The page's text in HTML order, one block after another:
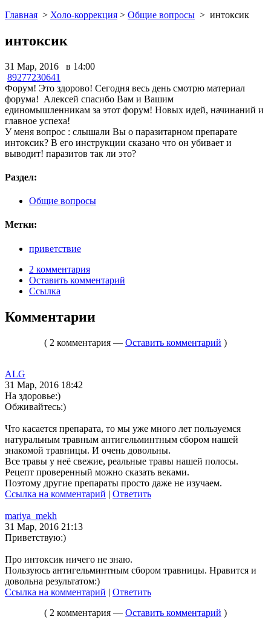
Главная > Холо-коррекция > Общие вопросы > интоксик
интоксик
31 Мар, 2016 в 14:00
89277230641
Форум! Это здорово! Сегодня весь день смотрю материал
форума! Алексей спасибо Вам и Вашим
единомышленникам за этот форум! Новых идей, начинаний и
главное успеха!
У меня вопрос : слышали Вы о паразитарном препарате
интоксик? В его инструкции сказано что он убивает и
выводит! паразитов так ли это?
Раздел:
Общие вопросы
Метки:
приветствие
2 комментария
Оставить комментарий
Ссылка
Комментарии
( 2 комментария — Оставить комментарий )
ALG
31 Мар, 2016 18:42
На здоровье:)
Обживайтесь:)
Что касается препарата, то мы уже много лет пользуемся
натуральным травным антигельминтным сбором нашей
знакомой травницы. И очень довольны.
Все травы у неё свежие, реальные травы нашей полосы.
Рецепт проверенный можно сказать веками.
Поэтому другие препараты просто даже не изучаем.
Ссылка на комментарий | Ответить
mariya_mekh
31 Мар, 2016 21:13
Приветствую:)
Про интоксик ничего не знаю.
Пользуюсь антигельминтным сбором травницы. Нравится и
довольна результатом:)
Ссылка на комментарий | Ответить
( 2 комментария — Оставить комментарий )